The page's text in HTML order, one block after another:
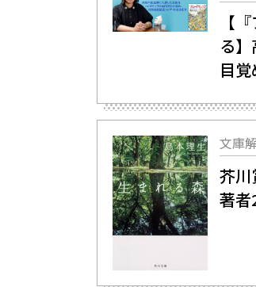
【
る
目
文庫
芥川
著者